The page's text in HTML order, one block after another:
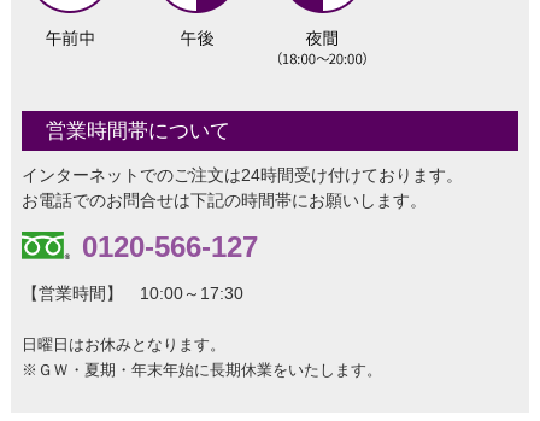
営業時間帯について
インターネットでのご注文は24時間受け付けております。
お電話でのお問合せは下記の時間帯にお願いします。
0120-566-127
【営業時間】 10:00～17:30
日曜日はお休みとなります。
※ＧＷ・夏期・年末年始に長期休業をいたします。